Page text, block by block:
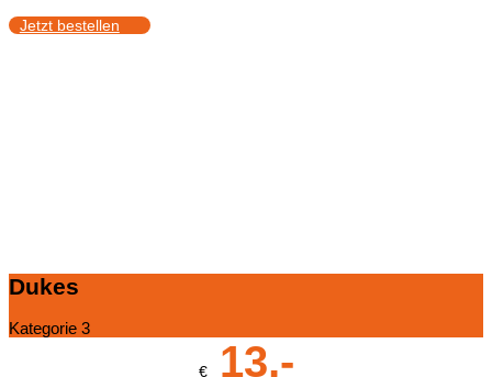
Jetzt bestellen
Dukes
Kategorie 3
€13,-